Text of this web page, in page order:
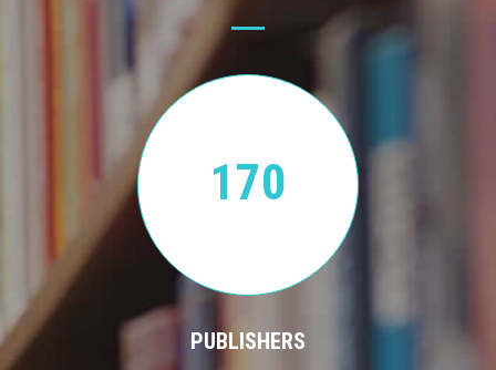
170
PUBLISHERS